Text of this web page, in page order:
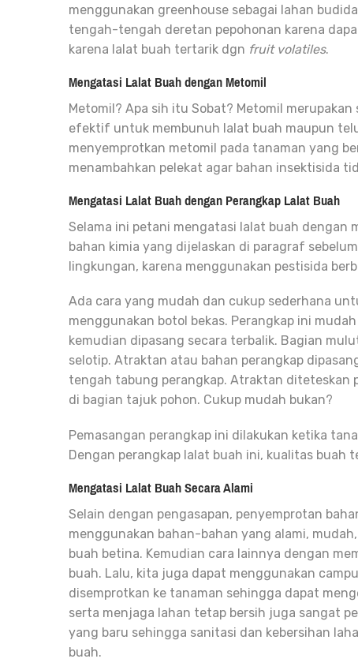
menggunakan greenhouse sebagai lahan
tengah-tengah deretan pepohonan karena
karena lalat buah tertarik dgn fruit volatiles.
Mengatasi Lalat Buah dengan Metomil
Metomil? Apa sih itu Sobat? Metomil merupakan
efektif untuk membunuh lalat buah maupun
menyemprotkan metomil pada tanaman yang
menambahkan pelekat agar bahan insektisida
Mengatasi Lalat Buah dengan Perangkap Lalat Buah
Selama ini petani mengatasi lalat buah dengan
bahan kimia yang dijelaskan di paragraf
lingkungan, karena menggunakan pestisida
Ada cara yang mudah dan cukup sederhana
menggunakan botol bekas. Perangkap ini
kemudian dipasang secara terbalik. Bagian
selotip. Atraktan atau bahan perangkap
tengah tabung perangkap. Atraktan diteteskan
di bagian tajuk pohon. Cukup mudah bukan?
Pemasangan perangkap ini dilakukan ketika
Dengan perangkap lalat buah ini, kualitas buah
Mengatasi Lalat Buah Secara Alami
Selain dengan pengasapan, penyemprotan
menggunakan bahan-bahan yang alami,
buah betina. Kemudian cara lainnya dengan
buah. Lalu, kita juga dapat menggunakan
disemprotkan ke tanaman sehingga dapat
serta menjaga lahan tetap bersih juga sangat
yang baru sehingga sanitasi dan kebersihan
buah.